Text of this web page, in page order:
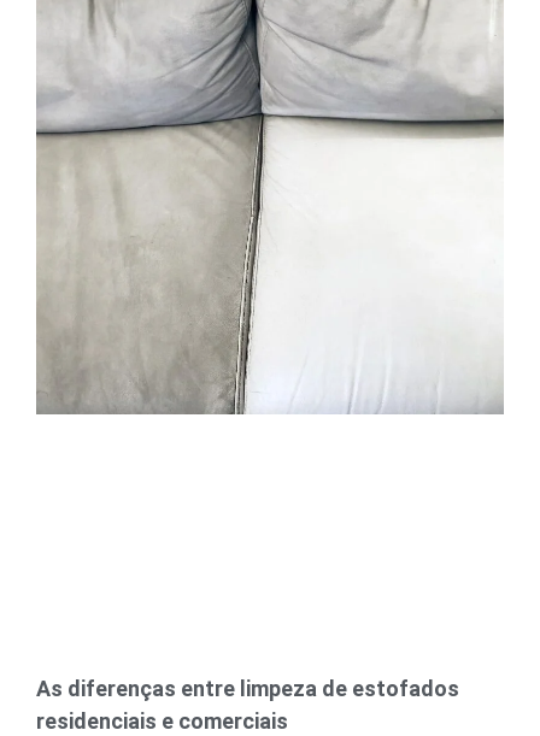
As diferenças entre limpeza de estofados
residenciais e comerciais